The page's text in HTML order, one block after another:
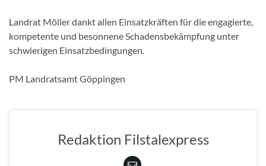
Landrat Möller dankt allen Einsatzkräften für die engagierte,
kompetente und besonnene Schadensbekämpfung unter
schwierigen Einsatzbedingungen.
PM Landratsamt Göppingen
Redaktion Filstalexpress